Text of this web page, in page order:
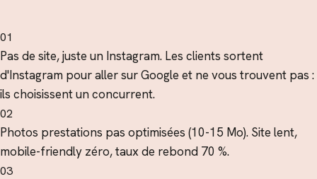
01
Pas de site, juste un Instagram. Les clients sortent
d'Instagram pour aller sur Google et ne vous trouvent pas :
ils choisissent un concurrent.
02
Photos prestations pas optimisées (10-15 Mo). Site lent,
mobile-friendly zéro, taux de rebond 70 %.
03